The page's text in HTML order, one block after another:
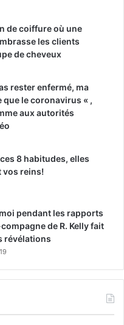
de coiffure où une
les clients
de cheveux
rester enfermé, ma
que le coronavirus « ,
aux autorités
8 habitudes, elles
vos reins!
pendant les rapports
de R. Kelly fait
révélations